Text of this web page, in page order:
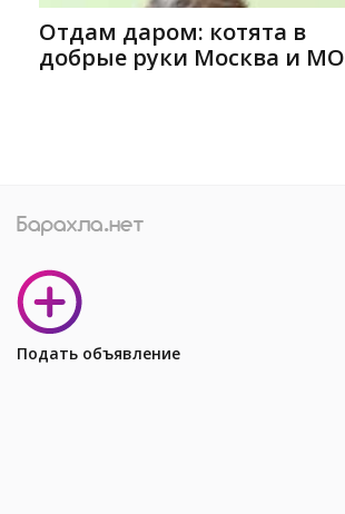
Отдам даром: котята в
добрые руки Москва и МО
Подать объявление